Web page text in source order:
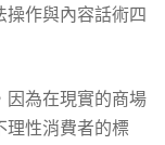
操作與內容話術四
因為在現實的商場
理性消費者的標